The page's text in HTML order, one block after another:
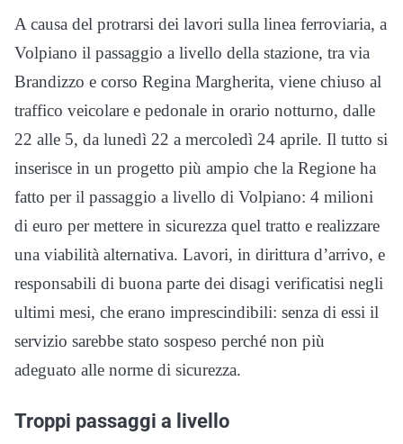
A causa del protrarsi dei lavori sulla linea ferroviaria, a
Volpiano il passaggio a livello della stazione, tra via
Brandizzo e corso Regina Margherita, viene chiuso al
traffico veicolare e pedonale in orario notturno, dalle
22 alle 5, da lunedì 22 a mercoledì 24 aprile. Il tutto si
inserisce in un progetto più ampio che la Regione ha
fatto per il passaggio a livello di Volpiano: 4 milioni
di euro per mettere in sicurezza quel tratto e realizzare
una viabilità alternativa. Lavori, in dirittura d’arrivo, e
responsabili di buona parte dei disagi verificatisi negli
ultimi mesi, che erano imprescindibili: senza di essi il
servizio sarebbe stato sospeso perché non più
adeguato alle norme di sicurezza.
Troppi passaggi a livello